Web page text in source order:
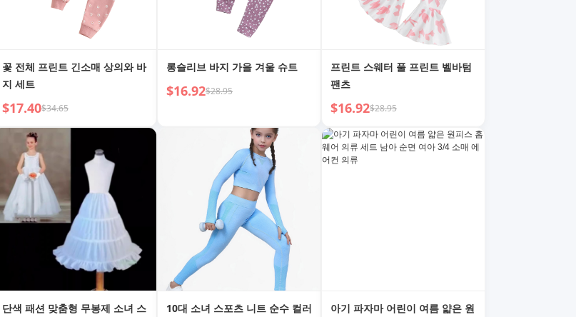
꽃 전체 프린트 긴소매 상의와 바
지 세트
$17.40$34.65
롱슬리브 바지 가을 겨울 슈트
$16.92$28.95
프린트 스웨터 풀 프린트 벨바텀
팬츠
$16.92$28.95
단색 패션 맞춤형 무봉제 소녀 스
10대 소녀 스포츠 니트 순수 컬러
아기 파자마 어린이 여름 얇은 원